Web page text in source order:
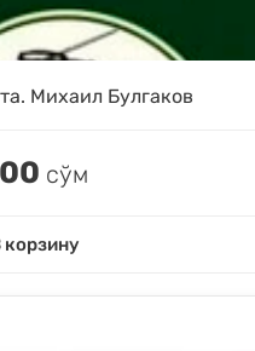
Михаил Булгаков
сўм
корзину